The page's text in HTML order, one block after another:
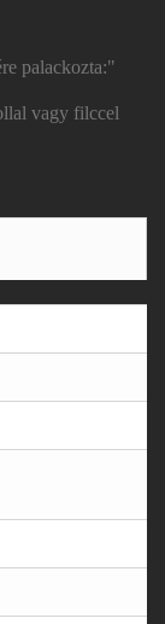
palackozta:"
vagy filccel